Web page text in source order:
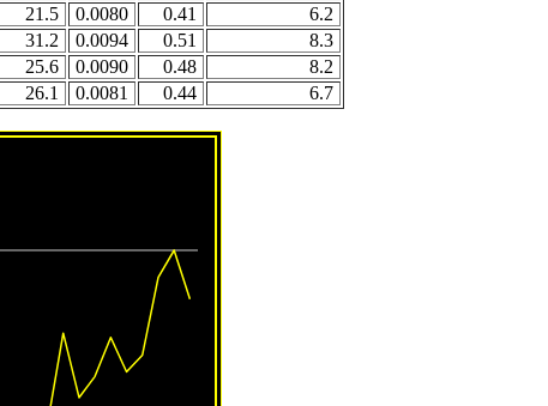
21.5 0.0080 0.41
6.2
31.2 0.0094 0.51
8.3
25.6 0.0090 0.48
8.2
26.1 0.0081 0.44 6.7